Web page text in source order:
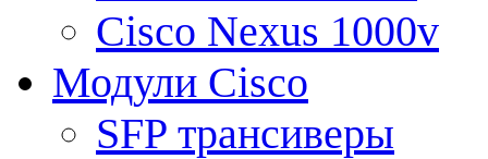
Cisco Nexus 1000v
Модули Cisco
SFP трансиверы